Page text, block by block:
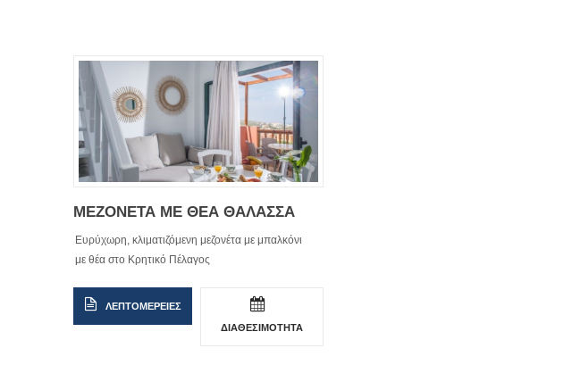
ΜΕΖΟΝΕΤΑ ΜΕ ΘΕΑ ΘΑΛΑΣΣΑ
Ευρύχωρη, κλιματιζόμενη μεζονέτα με μπαλκόνι
με θέα στο Κρητικό Πέλαγος
ΛΕΠΤΟΜΕΡΕΙΕΣ
ΔΙΑΘΕΣΙΜΟΤΗΤΑ